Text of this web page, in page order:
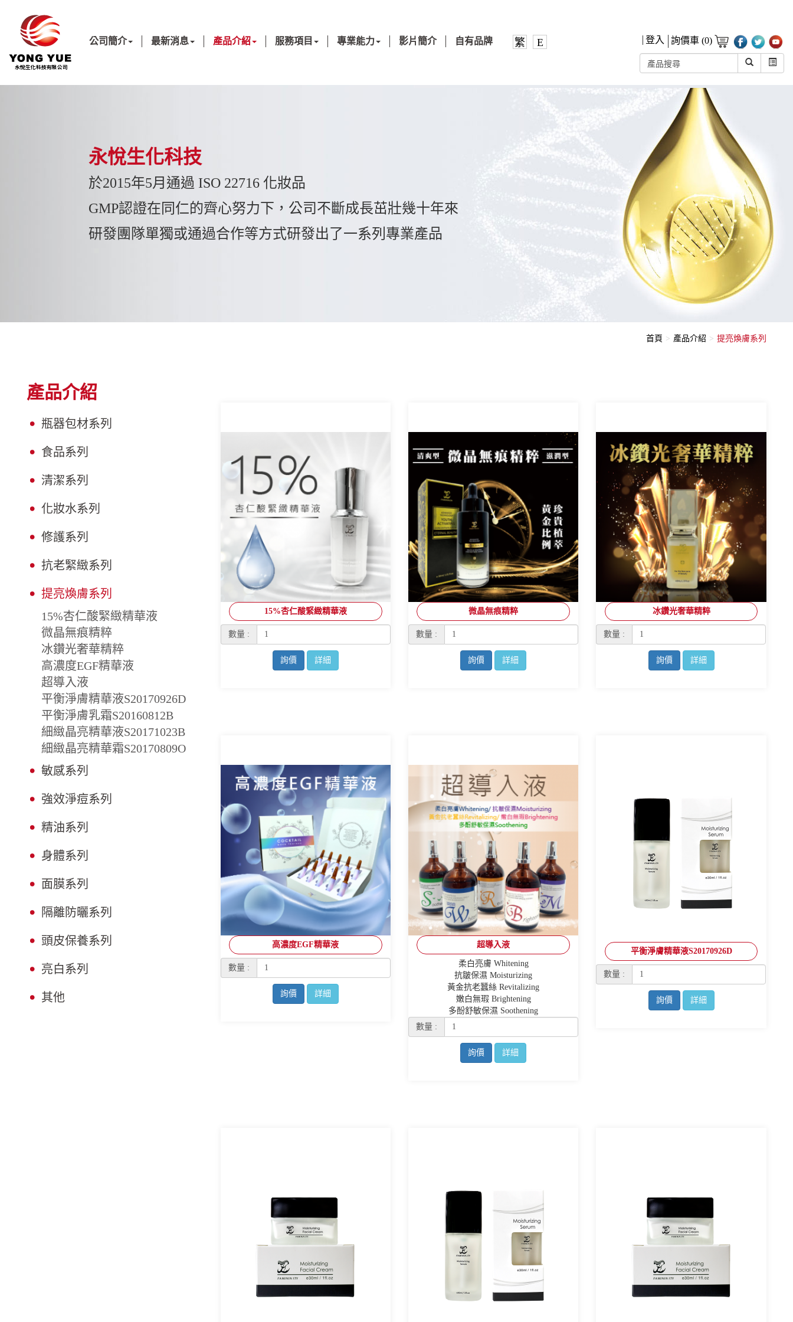
公司簡介 最新消息 產品介紹 服務項目 專業能力 影片簡介 自有品牌 繁 E 登入 詢價車 (0)
永悅生化科技
於2015年5月通過 ISO 22716 化妝品
GMP認證在同仁的齊心努力下，公司不斷成長茁壯幾十年來
研發團隊單獨或通過合作等方式研發出了一系列專業產品
產品介紹
瓶器包材系列
食品系列
清潔系列
化妝水系列
修護系列
抗老緊緻系列
提亮煥膚系列
15%杏仁酸緊緻精華液
微晶無痕精粹
冰鑽光奢華精粹
高濃度EGF精華液
超導入液
平衡淨膚精華液S20170926D
平衡淨膚乳霜S20160812B
細緻晶亮精華液S20171023B
細緻晶亮精華霜S20170809O
敏感系列
強效淨痘系列
精油系列
身體系列
面膜系列
隔離防曬系列
頭皮保養系列
亮白系列
其他
首頁 產品介紹 提亮煥膚系列
15%杏仁酸緊緻精華液
數量 :
詢價 詳細
微晶無痕精粹
數量 :
詢價 詳細
冰鑽光奢華精粹
數量 :
詢價 詳細
高濃度EGF精華液
數量 :
詢價 詳細
超導入液
柔白亮膚 Whitening
抗皺保濕 Moisturizing
黃金抗老蠶絲 Revitalizing
嫩白無瑕 Brightening
多酚舒敏保濕 Soothening
數量 :
詢價 詳細
平衡淨膚精華液S20170926D
數量 :
詢價 詳細